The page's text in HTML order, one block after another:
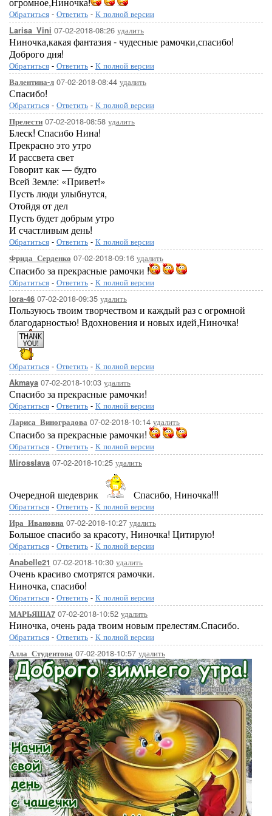
Обратиться - Ответить - К полной версии
Larisa_Vini 07-02-2018-08:26 удалить
Ниночка,какая фантазия - чудесные рамочки,спасибо!
Доброго дня!
Обратиться - Ответить - К полной версии
Валентина-л 07-02-2018-08:44 удалить
Спасибо!
Обратиться - Ответить - К полной версии
Прелести 07-02-2018-08:58 удалить
Блеск! Спасибо Нина!
Прекрасно это утро
И рассвета свет
Говорит как — будто
Всей Земле: «Привет!»
Пусть люди улыбнутся,
Отойдя от дел
Пусть будет добрым утро
И счастливым день!
Обратиться - Ответить - К полной версии
Фрида_Серденко 07-02-2018-09:16 удалить
Спасибо за прекрасные рамочки !
Обратиться - Ответить - К полной версии
lora-46 07-02-2018-09:35 удалить
Пользуюсь твоим творчеством и каждый раз с огромной
благодарностью! Вдохновения и новых идей,Ниночка!
Обратиться - Ответить - К полной версии
Akmaya 07-02-2018-10:03 удалить
Спасибо за прекрасные рамочки!
Обратиться - Ответить - К полной версии
Лариса_Виноградова 07-02-2018-10:14 удалить
Спасибо за прекрасные рамочки!
Обратиться - Ответить - К полной версии
Mirosslava 07-02-2018-10:25 удалить
Очередной шедеврик Спасибо, Ниночка!!!
Обратиться - Ответить - К полной версии
Ира_Ивановна 07-02-2018-10:27 удалить
Большое спасибо за красоту, Ниночка! Цитирую!
Обратиться - Ответить - К полной версии
Anabelle21 07-02-2018-10:30 удалить
Очень красиво смотрятся рамочки.
Ниночка, спасибо!
Обратиться - Ответить - К полной версии
МАРЬЯША7 07-02-2018-10:52 удалить
Ниночка, очень рада твоим новым прелестям.Спасибо.
Обратиться - Ответить - К полной версии
Алла_Студентова 07-02-2018-10:57 удалить